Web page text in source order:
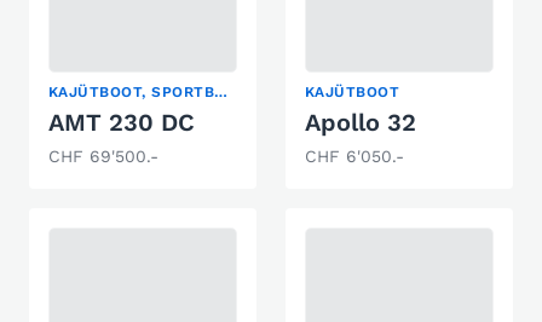
KAJÜTBOOT, SPORTBOOT, WASSERSKI
AMT 230 DC
CHF 69'500.-
KAJÜTBOOT
Apollo 32
CHF 6'050.-